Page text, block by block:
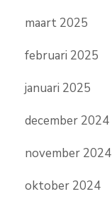
maart 2025
februari 2025
januari 2025
december 2024
november 2024
oktober 2024